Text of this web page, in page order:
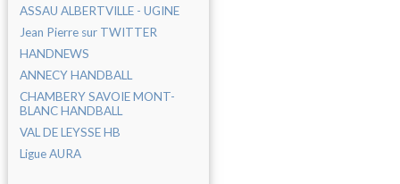
ASSAU ALBERTVILLE - UGINE
Jean Pierre sur TWITTER
HANDNEWS
ANNECY HANDBALL
CHAMBERY SAVOIE MONT-
BLANC HANDBALL
VAL DE LEYSSE HB
Ligue AURA